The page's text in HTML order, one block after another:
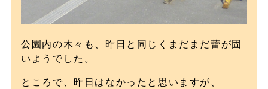
公園内の木々も、昨日と同じくまだまだ蕾が固
いようでした。
ところで、昨日はなかったと思いますが、